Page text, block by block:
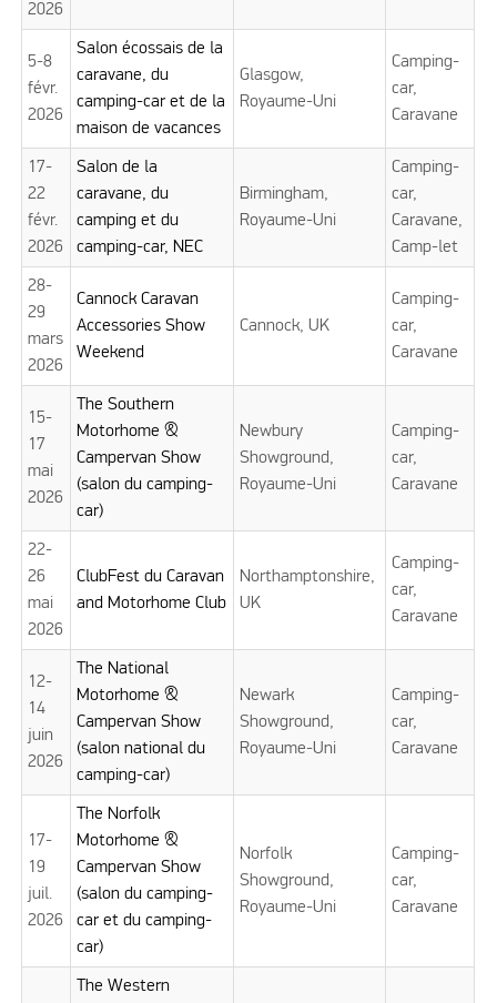
2026
5-8
févr.
2026
Salon écossais de la
caravane, du
camping-car et de la
maison de vacances
Glasgow,
Royaume-Uni
Camping-
car,
Caravane
17-
22
févr.
2026
Salon de la
caravane, du
camping et du
camping-car, NEC
Birmingham,
Royaume-Uni
Camping-
car,
Caravane,
Camp-let
28-
29
mars
2026
Cannock Caravan
Accessories Show
Weekend
Cannock, UK
Camping-
car,
Caravane
15-
17
mai
2026
The Southern
Motorhome &
Campervan Show
(salon du camping-
car)
Newbury
Showground,
Royaume-Uni
Camping-
car,
Caravane
22-
26
mai
2026
ClubFest du Caravan
and Motorhome Club
Northamptonshire,
UK
Camping-
car,
Caravane
12-
14
juin
2026
The National
Motorhome &
Campervan Show
(salon national du
camping-car)
Newark
Showground,
Royaume-Uni
Camping-
car,
Caravane
17-
19
juil.
2026
The Norfolk
Motorhome &
Campervan Show
(salon du camping-
car et du camping-
car)
Norfolk
Showground,
Royaume-Uni
Camping-
car,
Caravane
The Western